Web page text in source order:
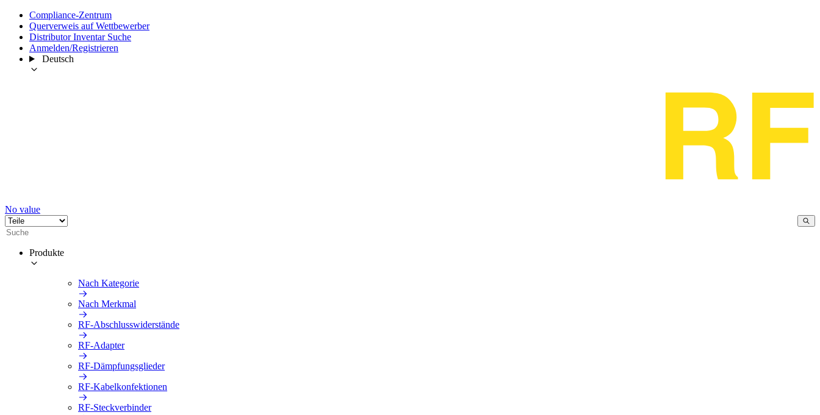
Compliance-Zentrum
Querverweis auf Wettbewerber
Distributor Inventar Suche
Anmelden/Registrieren
Deutsch
No value
Produkte
Nach Kategorie
Nach Merkmal
RF-Abschlusswiderstände
RF-Adapter
RF-Dämpfungsglieder
RF-Kabelkonfektionen
RF-Steckverbinder